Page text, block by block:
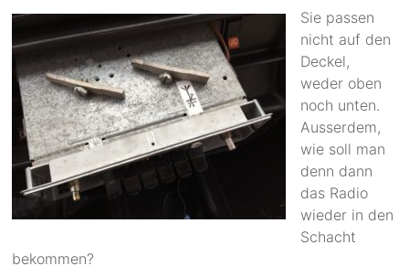
Sie passen
nicht auf den
Deckel,
weder oben
noch unten.
Ausserdem,
wie soll man
denn dann
das Radio
wieder in den
Schacht
bekommen?